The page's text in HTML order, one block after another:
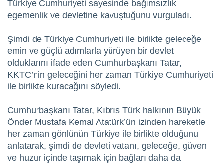
Türkiye Cumhuriyeti sayesinde bağımsızlık
egemenlik ve devletine kavuştuğunu vurguladı.
Şimdi de Türkiye Cumhuriyeti ile birlikte geleceğe
emin ve güçlü adımlarla yürüyen bir devlet
olduklarını ifade eden Cumhurbaşkanı Tatar,
KKTC’nin geleceğini her zaman Türkiye Cumhuriyeti
ile birlikte kuracağını söyledi.
Cumhurbaşkanı Tatar, Kıbrıs Türk halkının Büyük
Önder Mustafa Kemal Atatürk’ün izinden hareketle
her zaman gönlünün Türkiye ile birlikte olduğunu
anlatarak, şimdi de devleti vatanı, geleceğe, güven
ve huzur içinde taşımak için bağları daha da